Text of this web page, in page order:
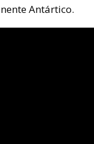
Antártico.